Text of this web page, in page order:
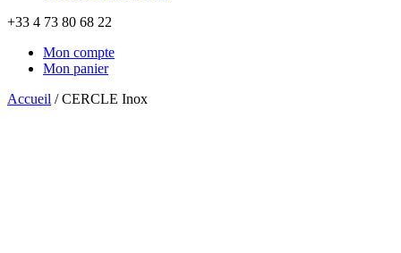
+33 4 73 80 68 22
Mon compte
Mon panier
Accueil /CERCLE Inox